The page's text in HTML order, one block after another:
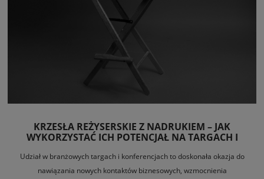
KRZESŁA REŻYSERSKIE Z NADRUKIEM – JAK
WYKORZYSTAĆ ICH POTENCJAŁ NA TARGACH I
Udział w branżowych targach i konferencjach to doskonała okazja do
nawiązania nowych kontaktów biznesowych, wzmocnienia